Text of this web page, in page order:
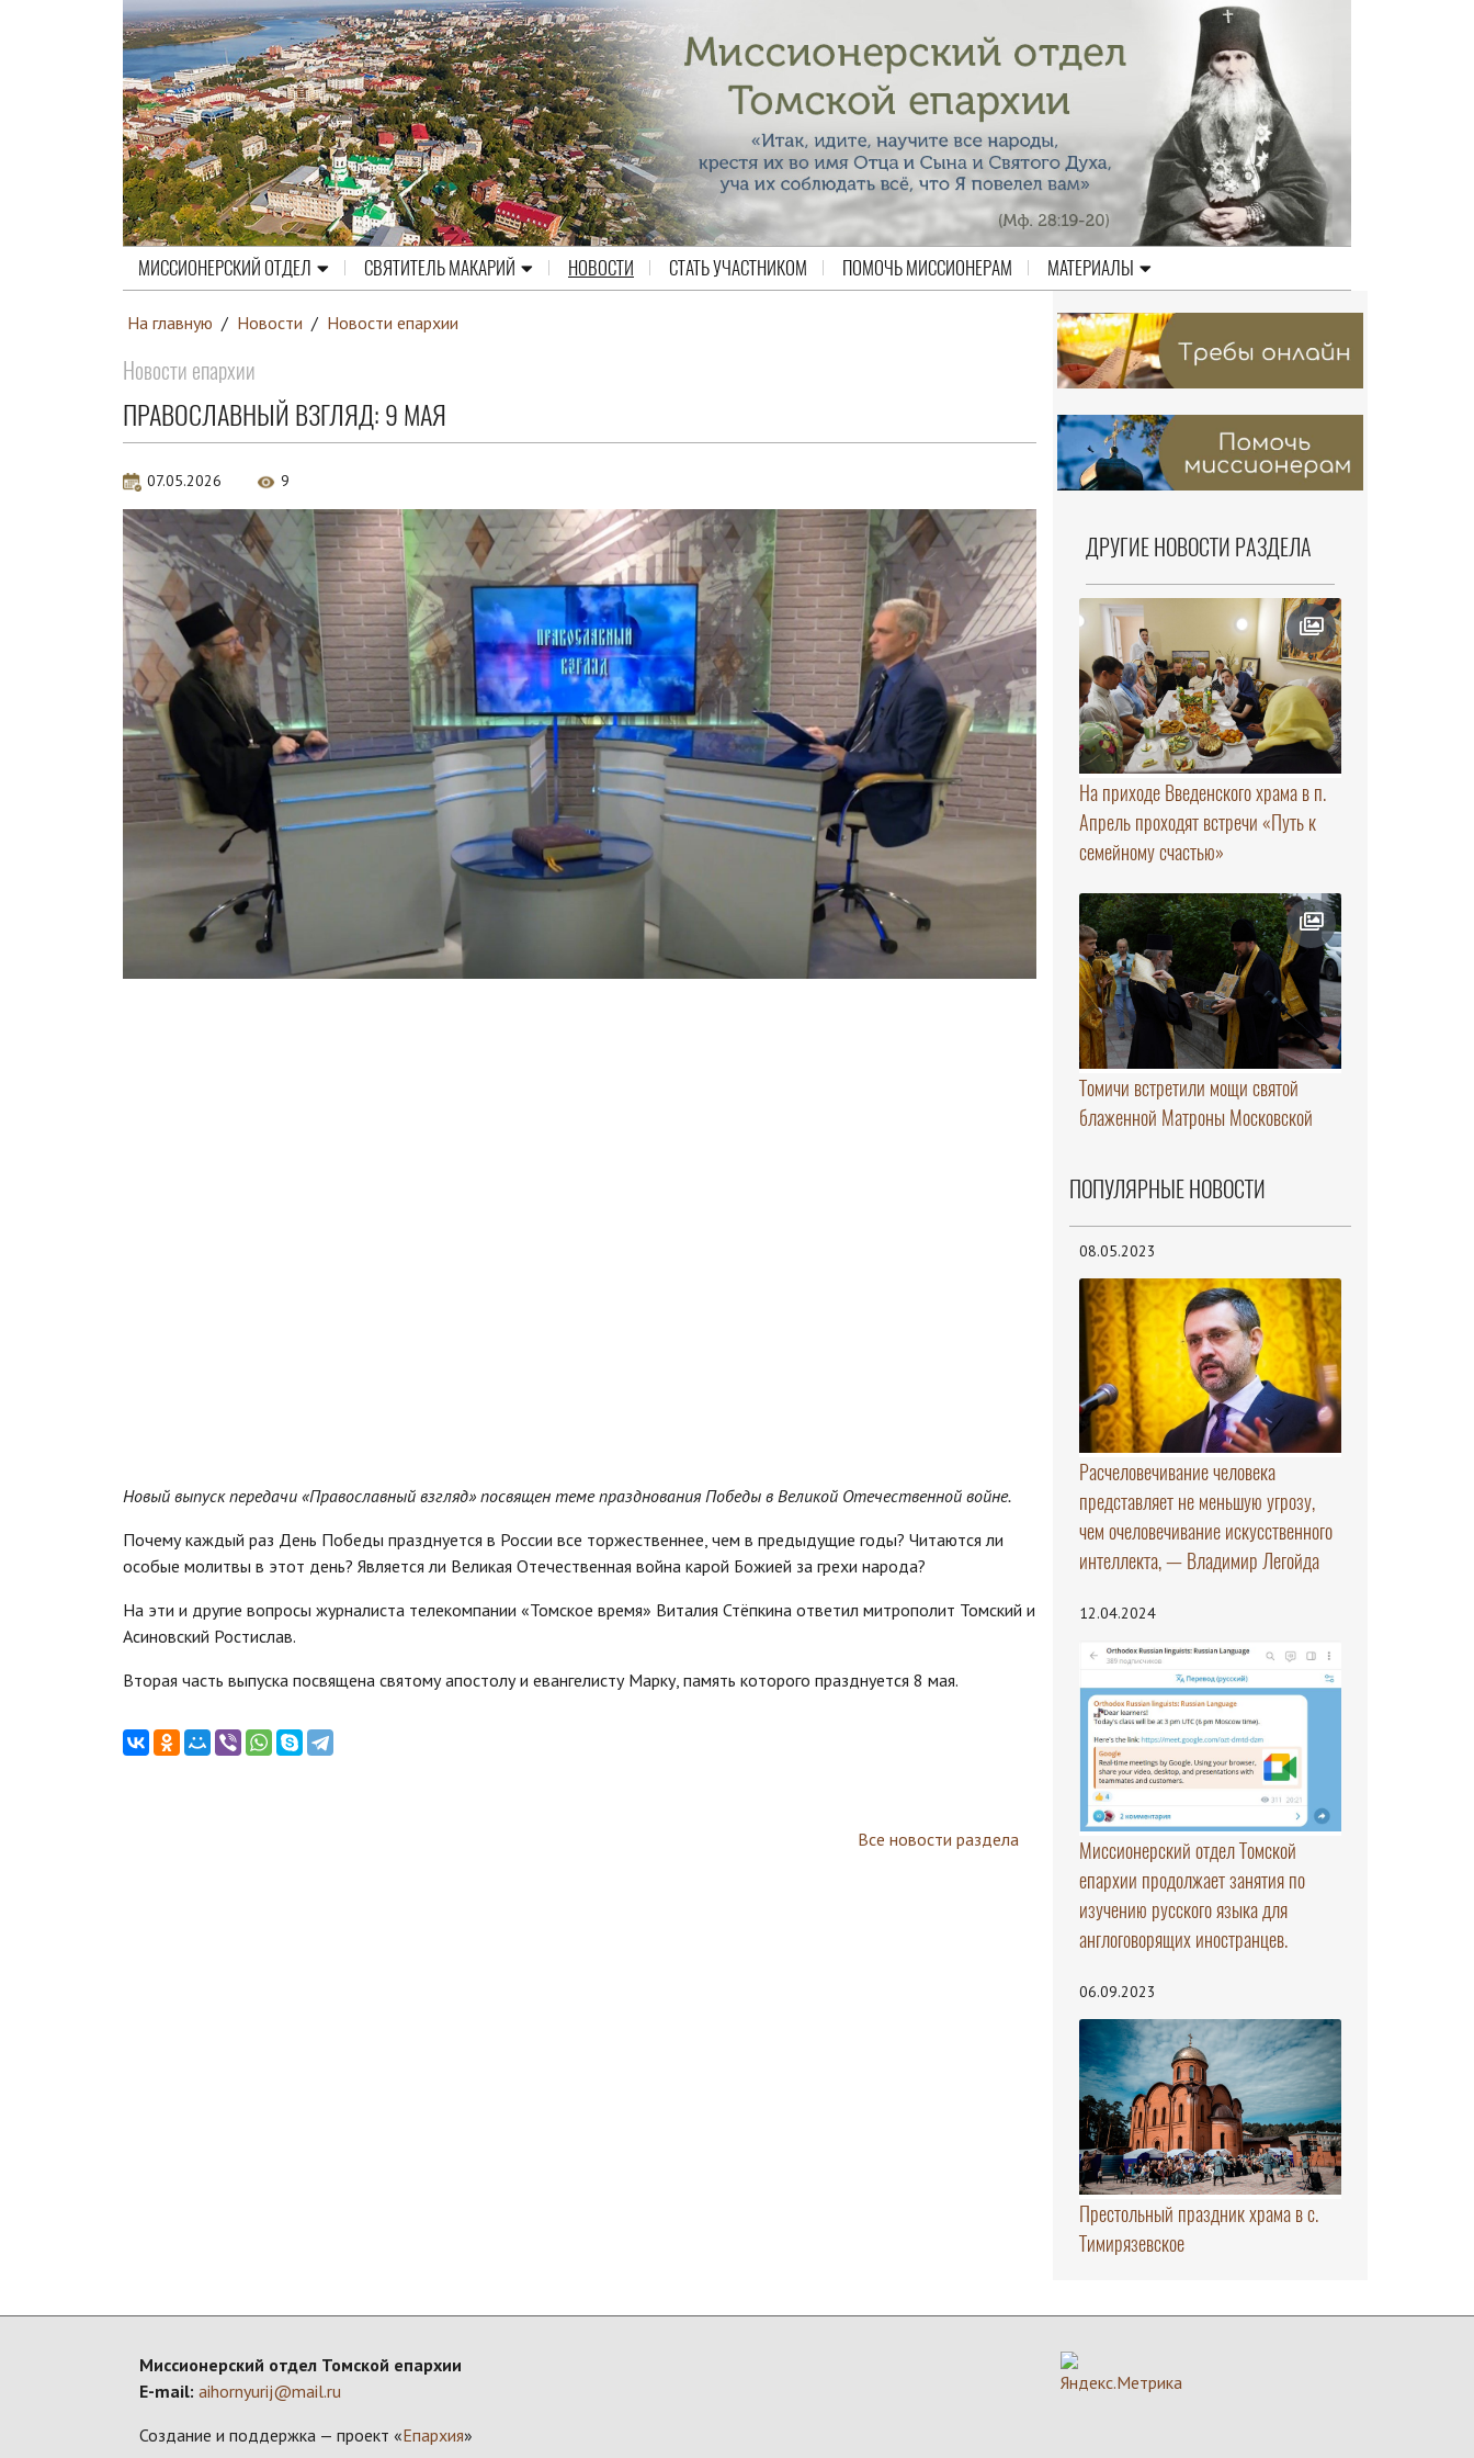
МИССИОНЕРСКИЙ ОТДЕЛ СВЯТИТЕЛЬ МАКАРИЙ НОВОСТИ СТАТЬ УЧАСТНИКОМ ПОМОЧЬ МИССИОНЕРАМ МАТЕРИАЛЫ
На главную / Новости / Новости епархии
Новости епархии
ПРАВОСЛАВНЫЙ ВЗГЛЯД: 9 МАЯ
07.05.2026 9
Новый выпуск передачи «Православный взгляд» посвящен теме празднования Победы в Великой Отечественной войне.
Почему каждый раз День Победы празднуется в России все торжественнее, чем в предыдущие годы? Читаются ли
особые молитвы в этот день? Является ли Великая Отечественная война карой Божией за грехи народа?
На эти и другие вопросы журналиста телекомпании «Томское время» Виталия Стёпкина ответил митрополит Томский и
Асиновский Ростислав.
Вторая часть выпуска посвящена святому апостолу и евангелисту Марку, память которого празднуется 8 мая.
Все новости раздела
ДРУГИЕ НОВОСТИ РАЗДЕЛА
На приходе Введенского храма в п.
Апрель проходят встречи «Путь к
семейному счастью»
Томичи встретили мощи святой
блаженной Матроны Московской
ПОПУЛЯРНЫЕ НОВОСТИ
08.05.2023
Расчеловечивание человека
представляет не меньшую угрозу,
чем очеловечивание искусственного
интеллекта, — Владимир Легойда
12.04.2024
Миссионерский отдел Томской
епархии продолжает занятия по
изучению русского языка для
англоговорящих иностранцев.
06.09.2023
Престольный праздник храма в с.
Тимирязевское
Миссионерский отдел Томской епархии
E-mail: aihornyurij@mail.ru
Создание и поддержка — проект «Епархия»